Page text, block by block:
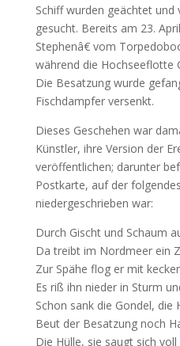
Schiff wurden geächtet
gesucht. Bereits am 23.
Stephenâ€ vom
während die Hochseeflotte
Die Besatzung wurde
Fischdampfer versenkt.
Dieses Geschehen war
Künstler, ihre Version der
veröffentlichen; darunter
Postkarte, auf der
niedergeschrieben war:
Durch Gischt und Schaum
Da treibt im Nordmeer ein
Zur Spähe flog er mit
Es riß ihn nieder in Sturm
Schon sank die Gondel, die
Beut der Besatzung noch
Die Hülle, sie saugt sich